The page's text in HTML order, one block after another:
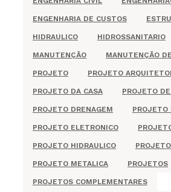
ENGENHARIA DE CUSTOS
HIDRAULICO HIDROSSANITARIO
MANUTENÇÃO MANUTENÇÃO
PROJETO PROJETO
PROJETO DA CASA PROJETO
PROJETO DRENAGEM PROJETO
PROJETO ELETRONICO
PROJETO HIDRAULICO
PROJETO METALICA PROJETOS
PROJETOS COMPLEMENTARES